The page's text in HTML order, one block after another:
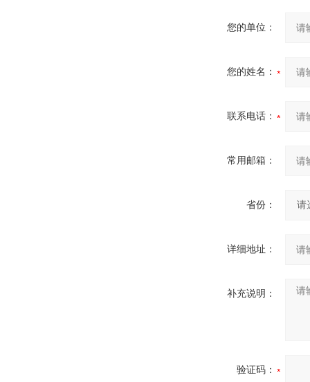
您的单位：
您的姓名：
联系电话：
常用邮箱：
省份：
详细地址：
补充说明：
验证码：